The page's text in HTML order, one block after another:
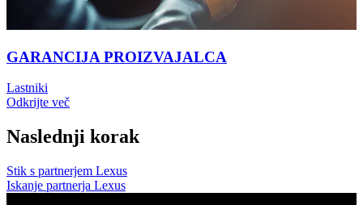
GARANCIJA PROIZVAJALCA
Lastniki
Odkrijte več
Naslednji korak
Stik s partnerjem Lexus
Iskanje partnerja Lexus